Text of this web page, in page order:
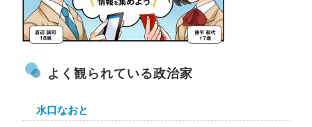
よく観られている政治家
水口なおと